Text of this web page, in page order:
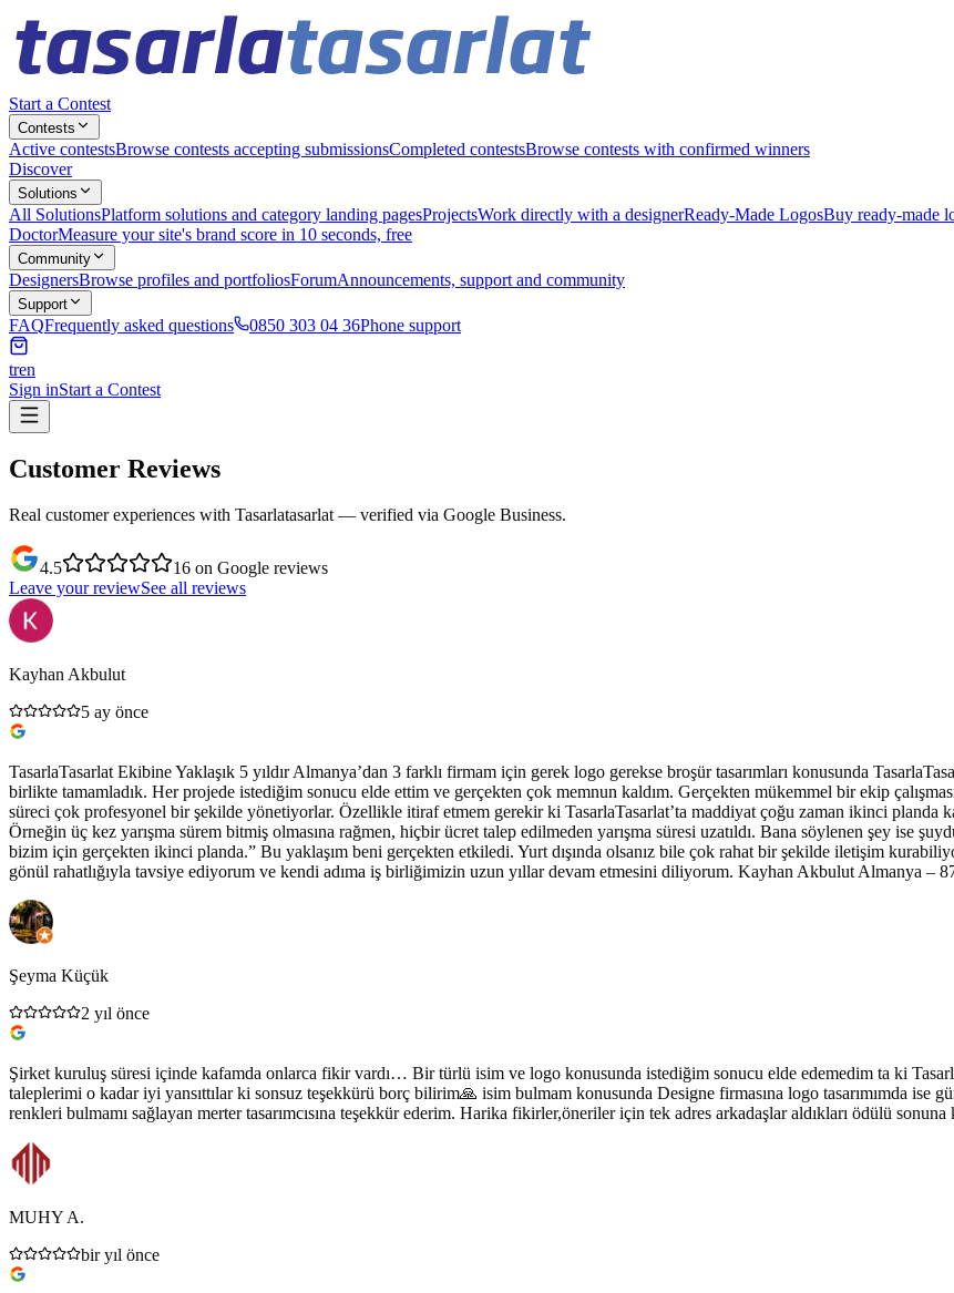
Start a Contest
Contests
Active contestsBrowse contests accepting submissionsCompleted contestsBrowse contests with confirmed winners
Discover
Solutions
All SolutionsPlatform solutions and category landing pagesProjectsWork directly with a designerReady-Made LogosBuy ready-made
DoctorMeasure your site's brand score in 10 seconds, free
Community
DesignersBrowse profiles and portfoliosForumAnnouncements, support and community
Support
FAQFrequently asked questions 0850 303 04 36Phone support
tren
Sign inStart a Contest
Customer Reviews
Real customer experiences with Tasarlatasarlat — verified via Google Business.
4.5 16 on Google reviews
Leave your reviewSee all reviews
Kayhan Akbulut
5 ay önce
TasarlaTasarlat Ekibine Yaklaşık 5 yıldır Almanya’dan 3 farklı firmam için gerek logo gerekse broşür tasarımları konusunda
birlikte tamamladık. Her projede istediğim sonucu elde ettim ve gerçekten çok memnun kaldım. Gerçekten mükemmel bir ekip
süreci çok profesyonel bir şekilde yönetiyorlar. Özellikle itiraf etmem gerekir ki TasarlaTasarlat’ta maddiyat çoğu zaman ikinci planda
Örneğin üç kez yarışma sürem bitmiş olmasına rağmen, hiçbir ücret talep edilmeden yarışma süresi uzatıldı. Bana söylenen şey ise
bizim için gerçekten ikinci planda.” Bu yaklaşım beni gerçekten etkiledi. Yurt dışında olsanız bile çok rahat bir şekilde iletişim
gönül rahatlığıyla tavsiye ediyorum ve kendi adıma iş birliğimizin uzun yıllar devam etmesini diliyorum. Kayhan Akbulut Almanya –
Şeyma Küçük
2 yıl önce
Şirket kuruluş süresi içinde kafamda onlarca fikir vardı… Bir türlü isim ve logo konusunda istediğim sonucu elde edemedim ta ki
taleplerimi o kadar iyi yansıttılar ki sonsuz teşekkürü borç bilirim🙏 isim bulmam konusunda Designe firmasına logo tasarımımda ise
renkleri bulmamı sağlayan merter tasarımcısına teşekkür ederim. Harika fikirler,öneriler için tek adres arkadaşlar aldıkları ödülü
MUHY A.
bir yıl önce